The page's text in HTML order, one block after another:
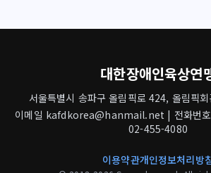
대한장애인육상연
서울특별시 송파구 올림픽로 424, 올림픽
이메일 kafdkorea@hanmail.net | 전화번
02-455-4080
이용약관개인정보처리방